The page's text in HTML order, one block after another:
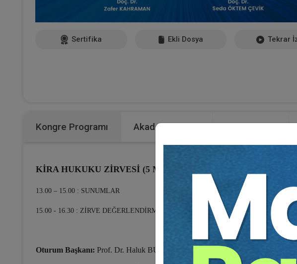
Sertifika Ekli Dosya Tekrar
Kongre Programı Akademik Kurul Kayıt Detayı
KİRA HUKUKU ZİRVESİ (5 Mart 2022 Cumartesi)
13.00 – 15.00 : SUNUMLAR
15.00 - 16.30 : ZİRVE DEĞERLENDİRME - SORU CEVAP
Oturum Başkanı: Prof. Dr. Haluk BURCUOĞLU